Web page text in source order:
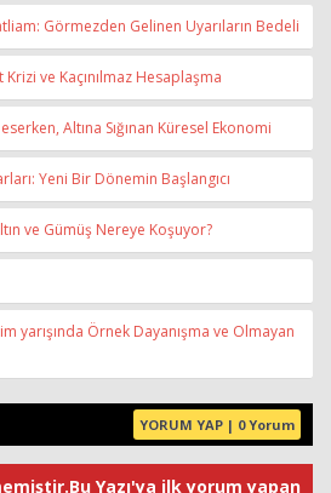
Görmezden Gelinen Uyarıların Bedeli
ve Kaçınılmaz Hesaplaşma
Altına Sığınan Küresel Ekonomi
Yeni Bir Dönemin Başlangıcı
ve Gümüş Nereye Koşuyor?
yarışında Örnek Dayanışma ve Olmayan
YORUM YAP | 0 Yorum
Yazı'ya ilk yorum yapan